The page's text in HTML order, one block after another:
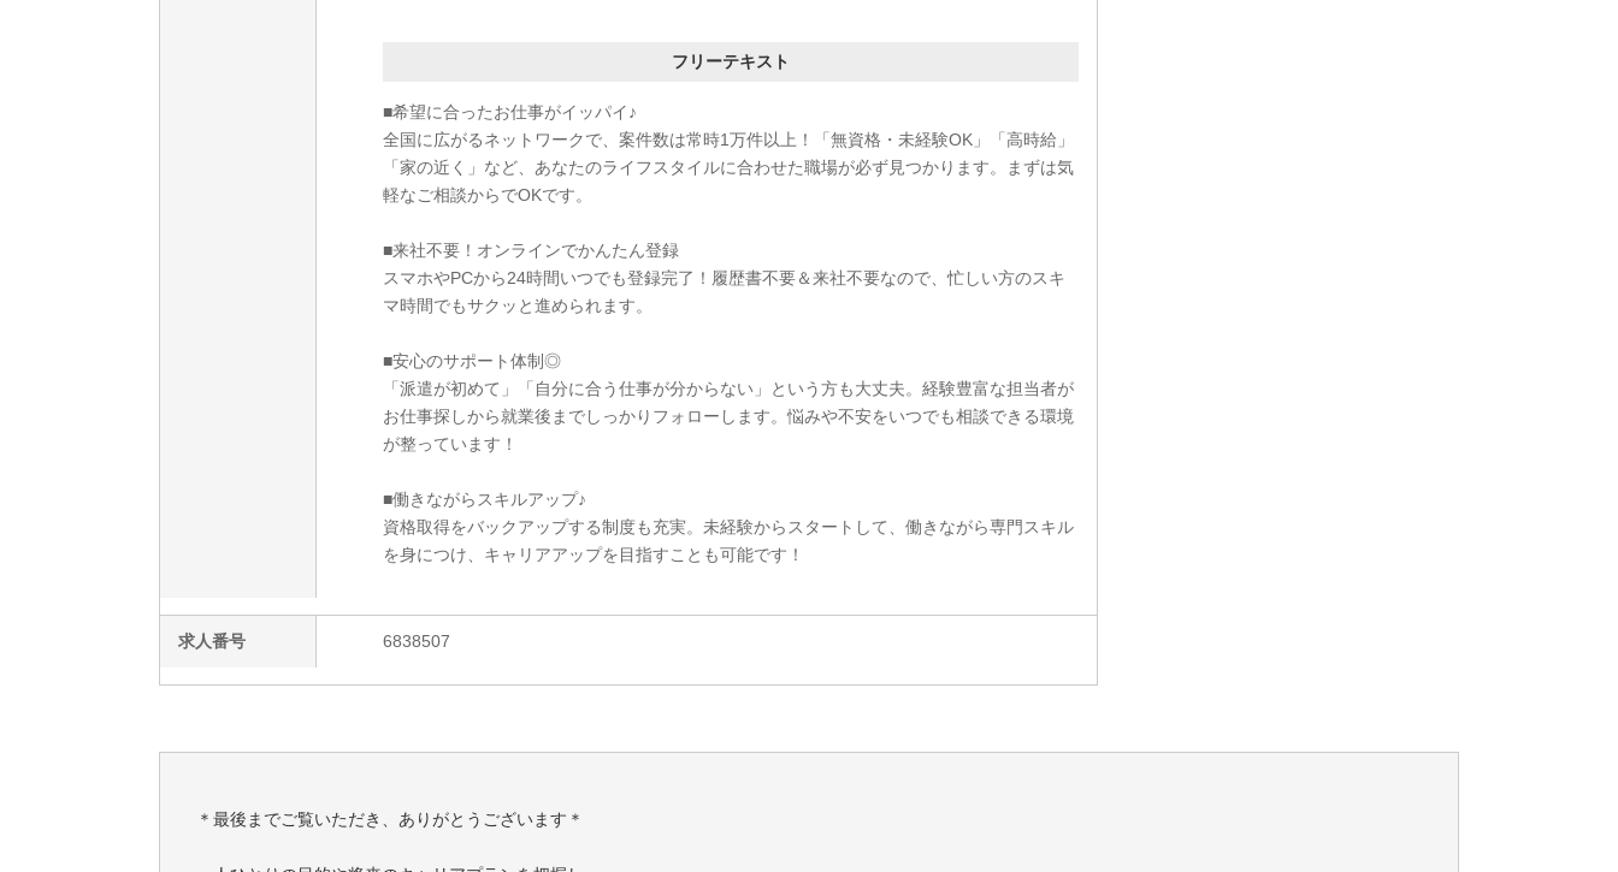
フリーテキスト
■希望に合ったお仕事がイッパイ♪
全国に広がるネットワークで、案件数は常時1万件以上！「無資格・未経験OK」「高時給」
「家の近く」など、あなたのライフスタイルに合わせた職場が必ず見つかります。まずは気
軽なご相談からでOKです。
■来社不要！オンラインでかんたん登録
スマホやPCから24時間いつでも登録完了！履歴書不要＆来社不要なので、忙しい方のスキ
マ時間でもサクッと進められます。
■安心のサポート体制◎
「派遣が初めて」「自分に合う仕事が分からない」という方も大丈夫。経験豊富な担当者が
お仕事探しから就業後までしっかりフォローします。悩みや不安をいつでも相談できる環境
が整っています！
■働きながらスキルアップ♪
資格取得をバックアップする制度も充実。未経験からスタートして、働きながら専門スキル
を身につけ、キャリアアップを目指すことも可能です！
求人番号 6838507
＊最後までご覧いただき、ありがとうございます＊